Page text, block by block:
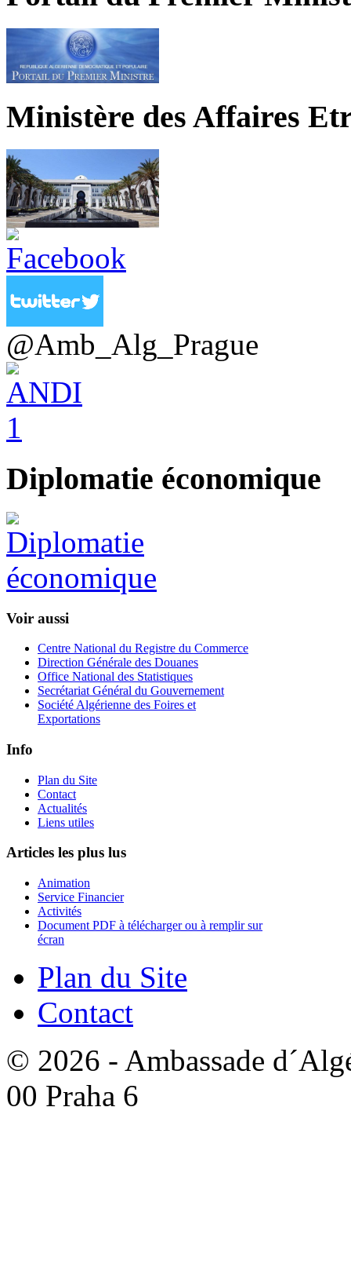
Ministère des Affaires
@Amb_Alg_Prague
Diplomatie économique
Voir aussi
Centre National du Registre du Commerce
Direction Générale des Douanes
Office National des Statistiques
Secrétariat Général du Gouvernement
Société Algérienne des Foires et
Exportations
Info
Plan du Site
Contact
Actualités
Liens utiles
Articles les plus lus
Animation
Service Financier
Activités
Document PDF à télécharger ou à remplir sur
écran
Plan du Site
Contact
© 2026 - Ambassade
00 Praha 6